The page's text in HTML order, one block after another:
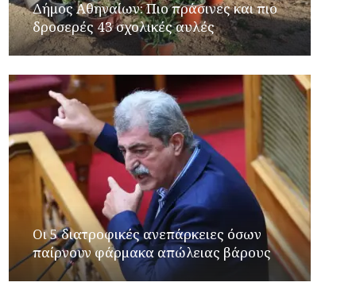
Δήμος Αθηναίων: Πιο πράσινες και πιο
δροσερές 43 σχολικές αυλές
Οι 5 διατροφικές ανεπάρκειες όσων
παίρνουν φάρμακα απώλειας βάρους